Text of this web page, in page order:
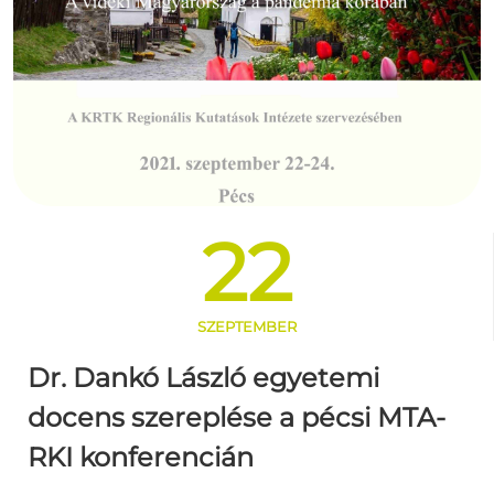
22
SZEPTEMBER
Dr. Dankó László egyetemi
docens szereplése a pécsi MTA-
RKI konferencián